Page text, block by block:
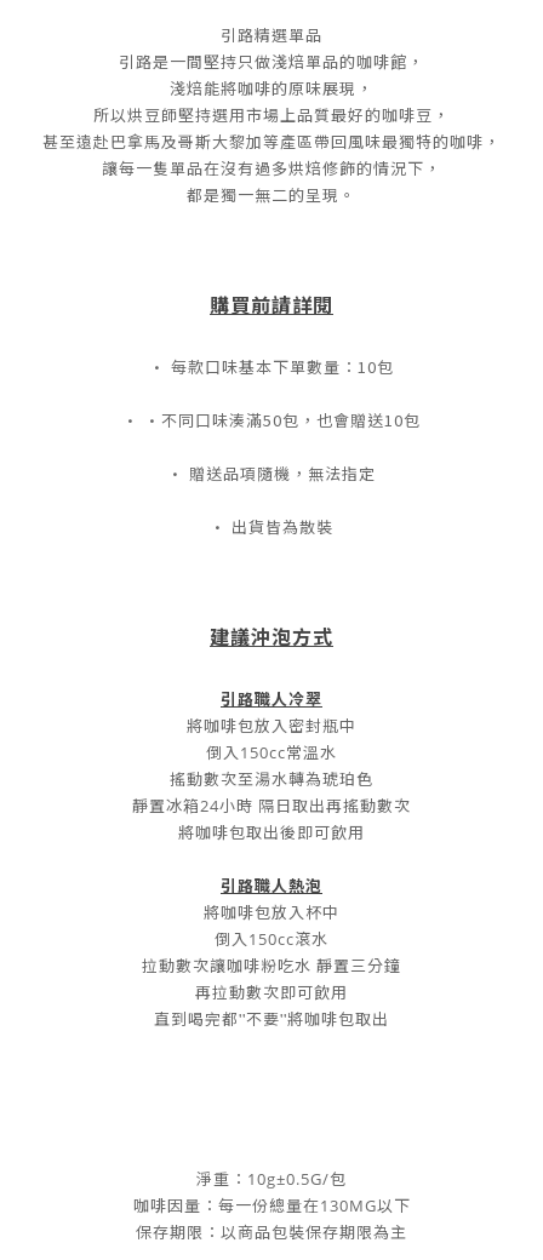
引路精選單品
引路是一間堅持只做淺焙單品的咖啡館，
淺焙能將咖啡的原味展現，
所以烘豆師堅持選用市場上品質最好的咖啡豆，
甚至遠赴巴拿馬及哥斯大黎加等產區帶回風味最獨特的咖啡，
讓每一隻單品在沒有過多烘焙修飾的情況下，
都是獨一無二的呈現。
購買前請詳閱
· 每款口味基本下單數量：10包
· ·不同口味湊滿50包，也會贈送10包
· 贈送品項隨機，無法指定
· 出貨皆為散裝
建議沖泡方式
引路職人冷翠
將咖啡包放入密封瓶中
倒入150cc常溫水
搖動數次至湯水轉為琥珀色
靜置冰箱24小時 隔日取出再搖動數次
將咖啡包取出後即可飲用
引路職人熱泡
將咖啡包放入杯中
倒入150cc滾水
拉動數次讓咖啡粉吃水 靜置三分鐘
再拉動數次即可飲用
直到喝完都''不要''將咖啡包取出
淨重：10g±0.5G/包
咖啡因量：每一份總量在130MG以下
保存期限： 以商品包裝保存期限為主